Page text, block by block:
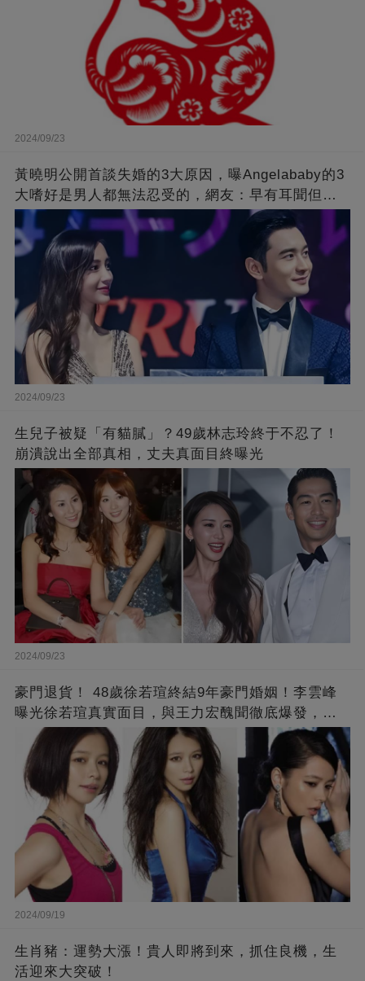
2024/09/23
黃曉明公開首談失婚的3大原因，曝Angelababy的3
大嗜好是男人都無法忍受的，網友：早有耳聞但想
不到那麼嚴重！
2024/09/23
生兒子被疑「有貓膩」？49歲林志玲終于不忍了！
崩潰說出全部真相，丈夫真面目終曝光
2024/09/23
豪門退貨！ 48歲徐若瑄終結9年豪門婚姻！李雲峰
曝光徐若瑄真實面目，與王力宏醜聞徹底爆發，原
來李靚蕾說的都是真的 ！
2024/09/19
生肖豬：運勢大漲！貴人即將到來，抓住良機，生
活迎來大突破！